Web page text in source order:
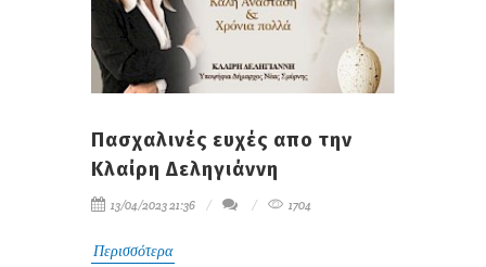
Πασχαλινές ευχές απο την
Κλαίρη Δεληγιάννη
13/04/2023 21:36 1704
Περισσότερα